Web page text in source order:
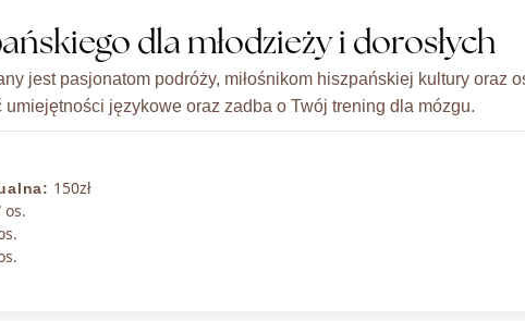
dla młodzieży i dorosłych
jest pasjonatom podróży, miłośnikom hiszpańskiej kultury
umiejętności językowe oraz zadba o Twój trening dla mózgu.
150zł
os.